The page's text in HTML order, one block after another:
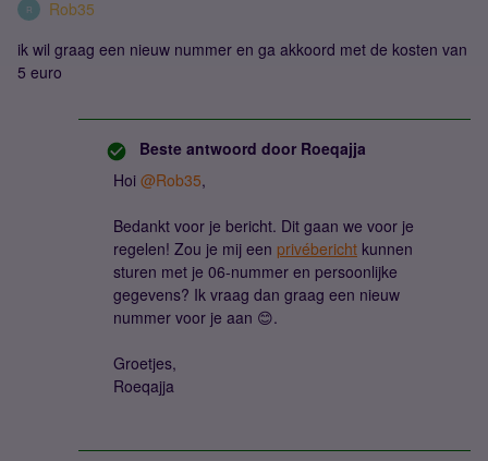
R
Rob35
ik wil graag een nieuw nummer en ga akkoord met de kosten van
5 euro
Beste antwoord door Roeqajja
Hoi @Rob35,
Bedankt voor je bericht. Dit gaan we voor je
regelen! Zou je mij een privébericht kunnen
sturen met je 06-nummer en persoonlijke
gegevens? Ik vraag dan graag een nieuw
nummer voor je aan 😊.
Groetjes,
Roeqajja